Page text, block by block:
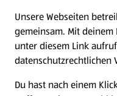
Unsere Webseiten
gemeinsam. Mit
unter diesem Link
datenschutzrechtlichen
Du hast nach einem